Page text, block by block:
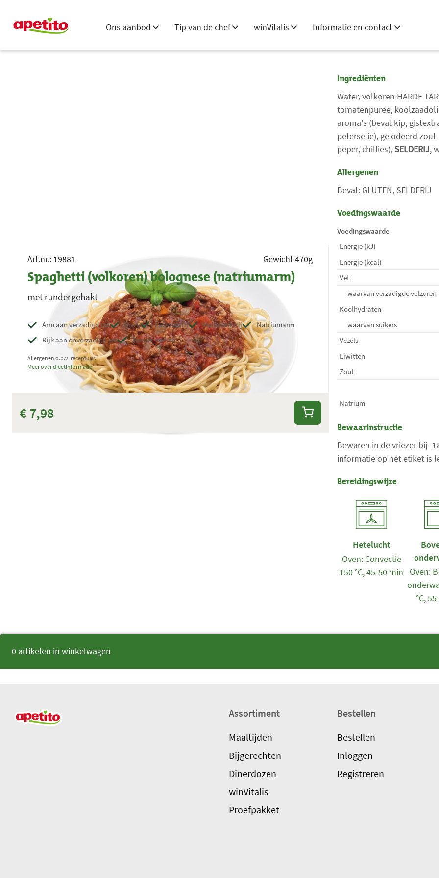
Ons aanbod Tip van de chef winVitalis Informatie en contact
Art.nr.: 19881 Gewicht 470g
Spaghetti (volkoren) bolognese (natriumarm)
met rundergehakt
Arm aan verzadigd vet Eivrij Lactosevrij Melkeiwitvrij
Natriumarm
Rijk aan onverzadigd vet
Zonder varken
Allergenen o.b.v. receptuur.
Meer over dieetinformatie.
€ 7,98
Ingrediënten
Water, volkoren HARDE
tomatenpuree,
aroma's (bevat kip,
peterselie), gejodeerd
peper, chillies), SELDERIJ,
Allergenen
Bevat: GLUTEN, SELDERIJ
Voedingswaarde
Voedingswaarde
Energie (kJ)
Energie (kcal)
Vet
waarvan verzadigde vetzuren
Koolhydraten
waarvan suikers
Vezels
Eiwitten
Zout
Natrium
Bewaarinstructie
Bewaren in de vriezer bij -
informatie op het etiket is
Bereidingswijze
Hetelucht
Oven: Convectie
150 °C, 45-50 min
Oven:
°C,
0 artikelen in winkelwagen
Assortiment
Maaltijden
Bijgerechten
Dinerdozen
winVitalis
Proefpakket
Bestellen
Bestellen
Inloggen
Registreren